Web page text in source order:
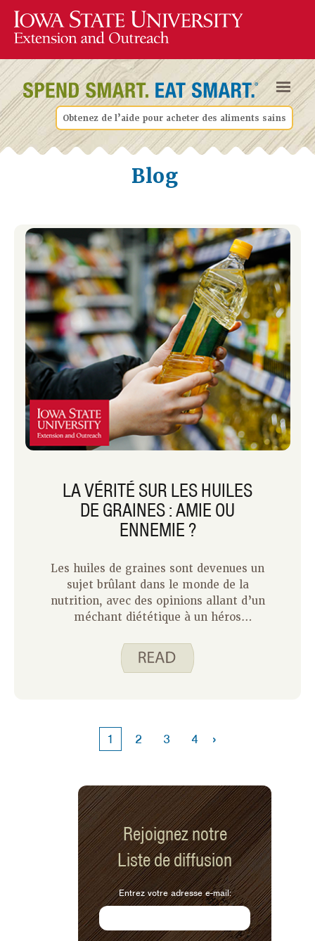
Obtenez de l’aide pour acheter des aliments sains
Blog
LA VÉRITÉ SUR LES HUILES
DE GRAINES : AMIE OU
ENNEMIE ?
Les huiles de graines sont devenues un
sujet brûlant dans le monde de la
nutrition, avec des opinions allant d’un
méchant diététique à un héros
huiles de graines, leurs effets sur la
santé et comment faire des choix
1 2 3 4 ›
Rejoignez notre
Liste de diffusion
Entrez votre adresse e-mail: